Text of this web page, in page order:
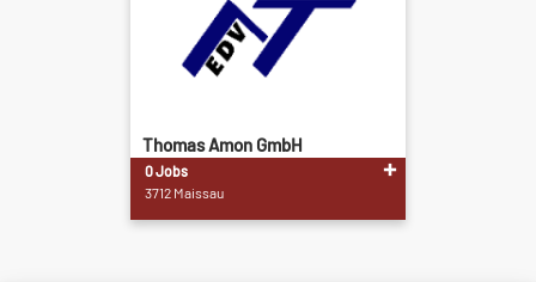
Thomas Amon GmbH
0 Jobs
3712 Maissau